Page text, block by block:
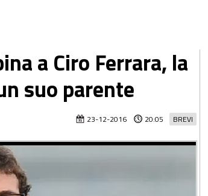
a Ciro Ferrara, la
suo parente
BREVI
23-12-2016 20:05